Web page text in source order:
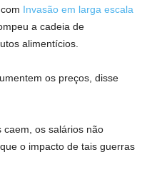
Invasão em larga escala
a cadeia de
alimentícios.
os preços, disse
caem, os salários não
o impacto de tais guerras